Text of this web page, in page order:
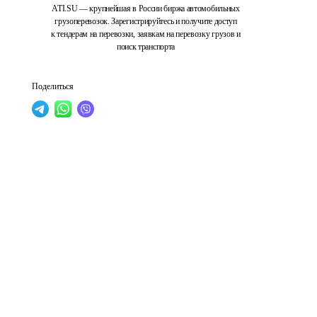
ATI.SU — крупнейшая в России биржа автомобильных
грузоперевозок. Зарегистрируйтесь и получите доступ
к тендерам на перевозки, заявкам на перевозку грузов и
поиск транспорта
Поделиться